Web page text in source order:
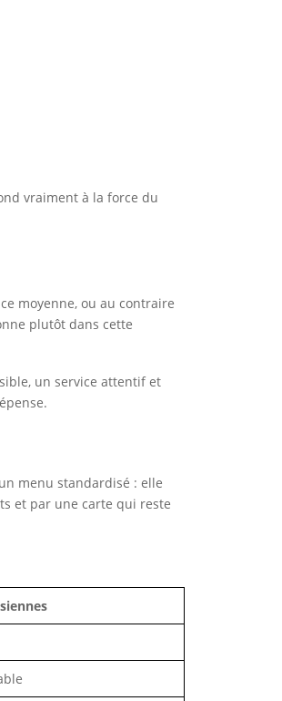
vraiment à la force du
moyenne, ou au contraire
plutôt dans cette
un service attentif et
menu standardisé : elle
et par une carte qui reste